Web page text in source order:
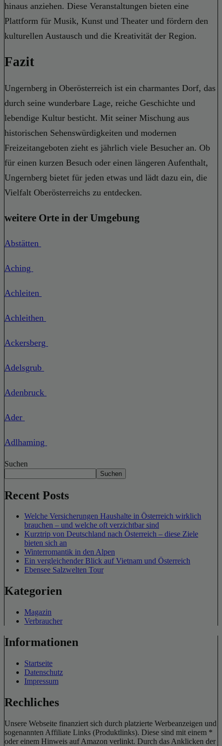
hinaus anziehen. Diese Veranstaltungen bieten eine
Plattform für Musik, Kunst und Theater und fördern den
kulturellen Austausch und die Kreativität der Region.
Fazit
Ungernberg in Oberösterreich ist ein charmantes Dorf, das
durch seine wunderbare Lage, reiche Geschichte und
lebendige Kultur besticht. Mit seiner Mischung aus
historischen Sehenswürdigkeiten und modernen
Freizeitangeboten zieht es jährlich viele Besucher an. Ob
für einen kurzen Besuch oder einen längeren Aufenthalt,
Ungernberg bietet für jeden etwas und lädt dazu ein, die
Vielfalt Oberösterreichs zu entdecken.
weitere Orte in der Umgebung
Abstätten
Aching
Achleiten
Achleithen
Ackersberg
Adelsgrub
Adenbruck
Ader
Adlhaming
Suchen
Suchen
Recent Posts
Welche Versicherungen Haushalte in Österreich wirklich
brauchen – und welche oft verzichtbar sind
Kurztrip von Deutschland nach Österreich – diese Ziele
bieten sich an
Winterromantik in den Alpen
Ein vergleichender Blick auf Vietnam und Österreich
Ebensee Salzwelten Tour
Kategorien
Magazin
Verbraucher
Informationen
Startseite
Datenschutz
Impressum
Rechliches
Unsere Webseite finanziert sich durch platzierte Werbeanzeigen und
sogenannten Affiliate Links (Produktlinks). Diese sind mit einem *
oder einem Hinweis auf Amazon verlinkt. Durch das Anklicken der